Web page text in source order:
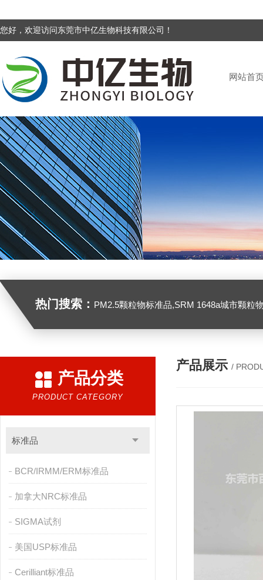
您好，欢迎访问东莞市中亿生物科技有限公司！
网站首
热门搜索： PM2.5颗粒物标准品,SRM 1648a城市颗粒物,SRM 1649B
产品分类
PRODUCT CATEGORY
标准品
BCR/IRMM/ERM标准品
加拿大NRC标准品
SIGMA试剂
美国USP标准品
Cerilliant标准品
产品展示 /